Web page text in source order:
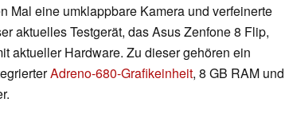
Mal eine umklappbare Kamera und verfeinerte
aktuelles Testgerät, das Asus Zenfone 8 Flip,
aktueller Hardware. Zu dieser gehören ein
Adreno-680-Grafikeinheit, 8 GB RAM und